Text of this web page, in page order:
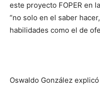
este proyecto FOPER en
“no solo en el saber
habilidades como el de
Oswaldo González